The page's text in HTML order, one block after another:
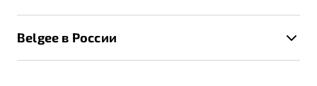
Калькулятор ТО
Помощь на дорогах
Belgee Линк
Контакты
Belgee в России